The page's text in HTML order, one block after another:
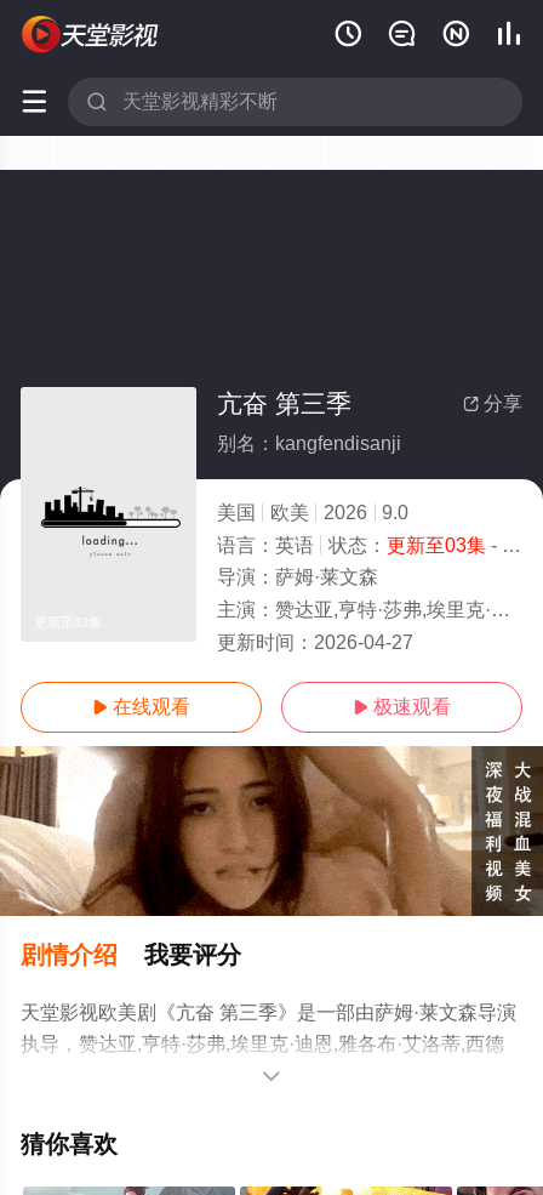
   
 
 分享
亢奋 第三季
别名：kangfendisanji
美国 欧美 2026
9.0
语言： 英语 状态： 更新至03集- 免费在线观看
导演： 萨姆·莱文森
主演： 赞达亚,亨特·莎弗,埃里克·迪恩,雅各布·艾洛蒂,西德尼·斯维
更新时间： 2026-04-27
 在线观看  极速观看
剧情介绍 我要评分
天堂影视欧美剧《亢奋 第三季》是一部由萨姆·莱文森导演
执导，赞达亚,亨特·莎弗,埃里克·迪恩,雅各布·艾洛蒂,西德
尼·斯维尼,亚历克萨·德米,茉德·阿帕图,玛莎·凯莉,科洛伊·切
戈,多米尼克·菲克,妮卡·金等明星演员精彩演绎的美国电视

猜你喜欢